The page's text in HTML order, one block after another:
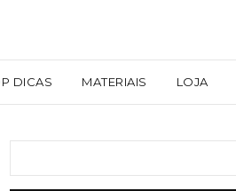
DICAS MATERIAIS LOJA